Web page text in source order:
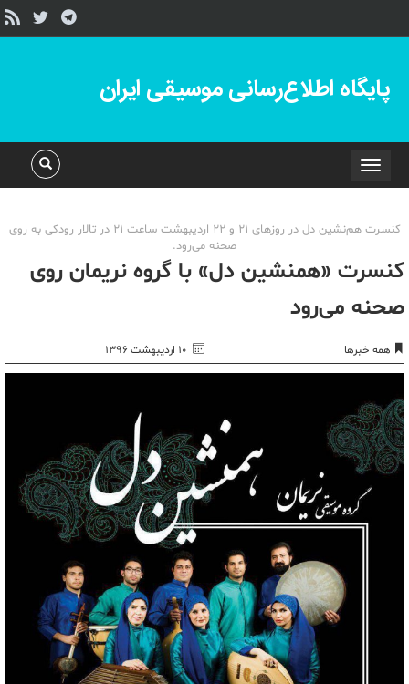
پایگاه اطلاع‌رسانی موسیقی ایران
Toggle
navigation
کنسرت هم‌نشین دل در روزهای 21 و 22 اردیبهشت ساعت 21 در تالار رودکی به روی
صحنه می‌رود.
کنسرت «همنشین دل» با گروه نریمان روی
صحنه می‌رود
همه خبرها ۱۰ اردیبهشت ۱۳۹۶